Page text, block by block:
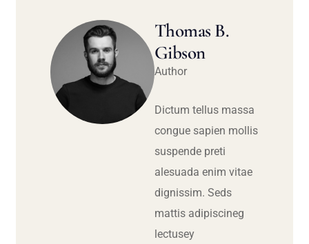
Thomas B.
Gibson
Author
Dictum tellus massa
congue sapien mollis
suspende preti
alesuada enim vitae
dignissim. Seds
mattis adipiscineg
lectusey